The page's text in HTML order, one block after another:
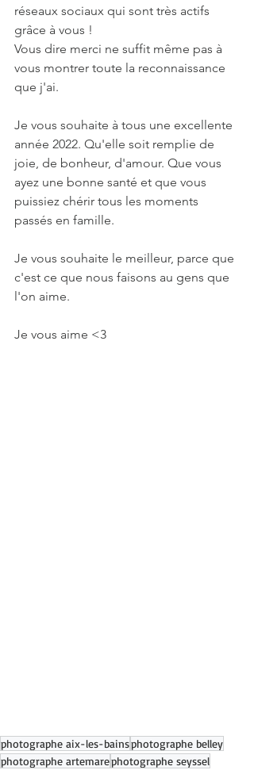
réseaux sociaux qui sont très actifs
grâce à vous !
Vous dire merci ne suffit même pas à
vous montrer toute la reconnaissance
que j'ai.
Je vous souhaite à tous une excellente
année 2022. Qu'elle soit remplie de
joie, de bonheur, d'amour. Que vous
ayez une bonne santé et que vous
puissiez chérir tous les moments
passés en famille.
Je vous souhaite le meilleur, parce que
c'est ce que nous faisons au gens que
l'on aime.
Je vous aime <3
photographe aix-les-bainsphotographe belley
photographe artemarephotographe seyssel